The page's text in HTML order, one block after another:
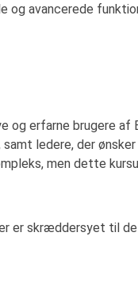
og avancerede
og erfarne brugere
samt ledere, der
men dette
er skræddersyet til